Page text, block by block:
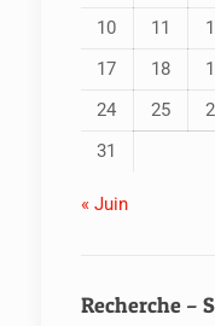
10
11
17
18
24
25
31
« Juin
Recherche –